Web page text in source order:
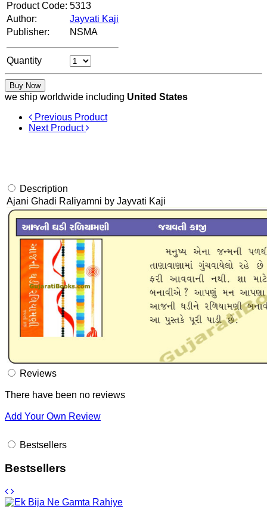
Product Code: 5313
Author:
Jayvati Kaji
Publisher:
NSMA
Quantity
Buy Now
we ship worldwide including United States
Previous Product
Next Product
Description
Ajani Ghadi Raliyamni by Jayvati Kaji
Reviews
There have been no reviews
Add Your Own Review
Bestsellers
Bestsellers